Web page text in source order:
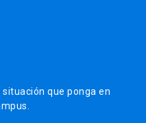
que ponga en